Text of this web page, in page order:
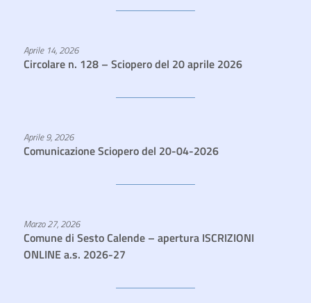
Aprile 14, 2026
Circolare n. 128 – Sciopero del 20 aprile 2026
Aprile 9, 2026
Comunicazione Sciopero del 20-04-2026
Marzo 27, 2026
Comune di Sesto Calende – apertura ISCRIZIONI
ONLINE a.s. 2026-27